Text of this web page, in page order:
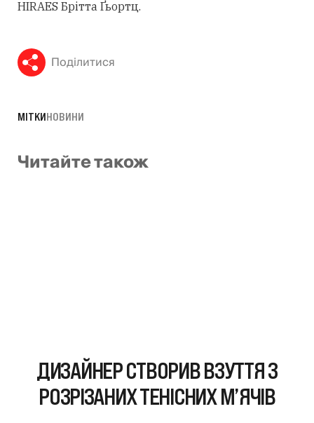
HIRAES Брітта Ґьортц.
Поділитися
МІТКИНОВИНИ
Читайте також
ДИЗАЙНЕР СТВОРИВ ВЗУТТЯ З
РОЗРІЗАНИХ ТЕНІСНИХ М’ЯЧІВ